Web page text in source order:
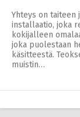
Yhteys on taiteen
installaatio, joka
kokijalleen
joka puolestaan
käsitteestä.
muistin…